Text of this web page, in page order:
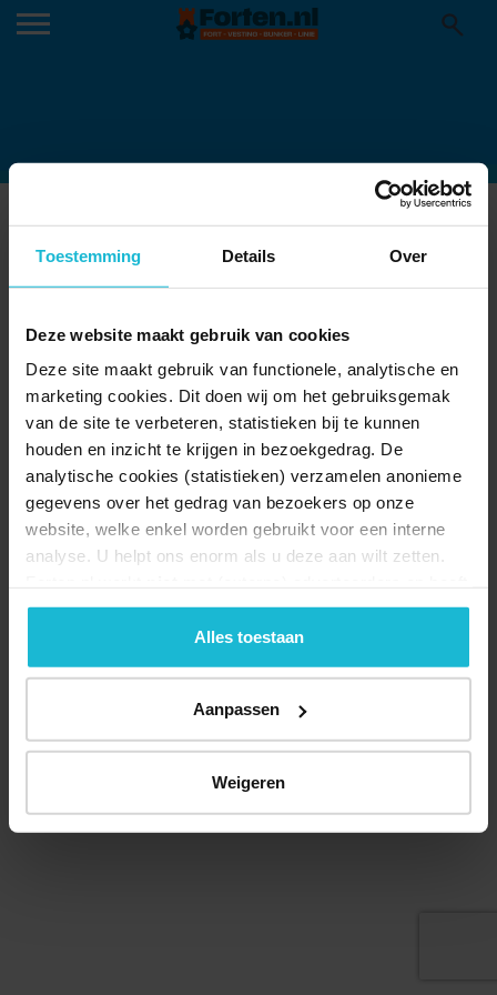
Toestemming Details Over
Deze website maakt gebruik van cookies
Deze site maakt gebruik van functionele, analytische en
marketing cookies. Dit doen wij om het gebruiksgemak
van de site te verbeteren, statistieken bij te kunnen
houden en inzicht te krijgen in bezoekgedrag. De
analytische cookies (statistieken) verzamelen anonieme
gegevens over het gedrag van bezoekers op onze
website, welke enkel worden gebruikt voor een interne
analyse. U helpt ons enorm als u deze aan wilt zetten.
geen commerciële doelstelling. U kunt deze cookies via
de knoppen accepteren, beheren of weigeren.
Alles toestaan
Aanpassen
Weigeren
© 2026 Stichting Forten Nederland
Over ons
Doneer nu Disclaimer
Contact
Forten.nl wordt ondersteund door de